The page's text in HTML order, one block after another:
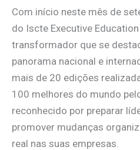
Com início neste mês de
do Iscte Executive
transformador que se
panorama nacional e
mais de 20 edições
100 melhores do mundo
reconhecido por preparar
promover mudanças
real nas suas empresas.